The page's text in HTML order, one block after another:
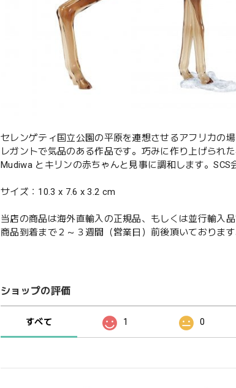
セレンゲティ国立公園の平原を連想させるアフリカの
レガントで気品のある作品です。巧みに作り上げられ
Mudiwa とキリンの赤ちゃんと見事に調和します。
サイズ：10.3 x 7.6 x 3.2 cm
当店の商品は海外直輸入の正規品、もしくは並行輸入品
商品到着まで２～３週間（営業日）前後頂いております
ショップの評価
すべて 1 0